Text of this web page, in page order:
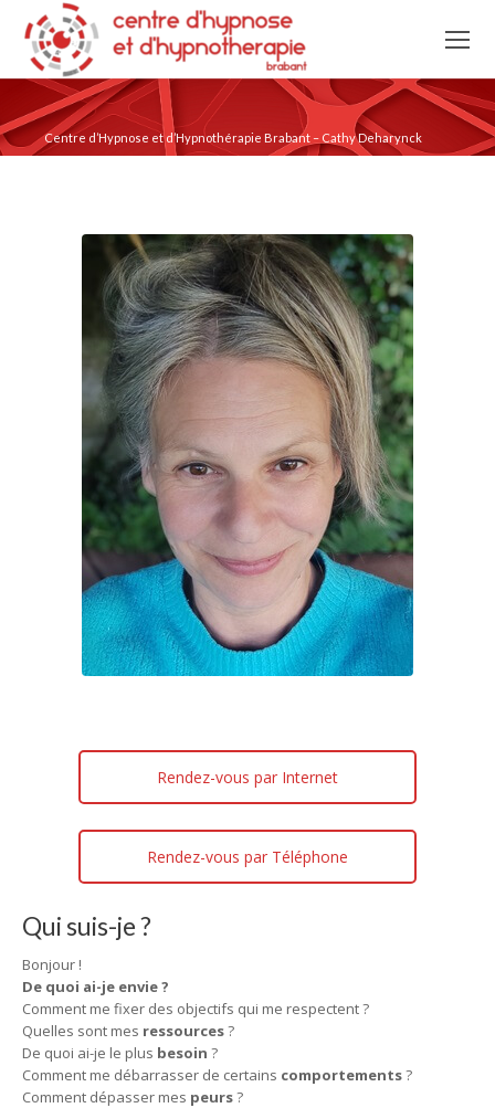
Centre d’Hypnose et d’Hypnothérapie Brabant – Cathy Deharynck
Qui suis-je ?
Bonjour !
De quoi ai-je envie ?
Comment me fixer des objectifs qui me respectent ?
Quelles sont mes ressources?
De quoi ai-je le plus besoin ?
Comment me débarrasser de certains comportements?
Comment dépasser mes peurs?
Rendez-vous par Internet
Rendez-vous par Téléphone